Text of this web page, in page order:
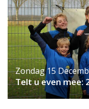
Zondag 15
Telt u even mee: